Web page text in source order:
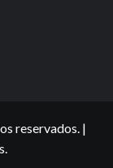
reservados. |